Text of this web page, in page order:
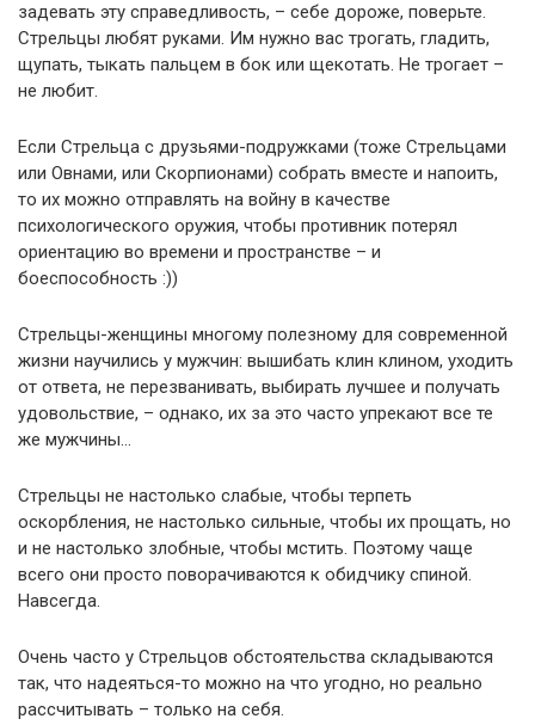
задевать эту справедливость, – себе дороже, поверьте.
Стрельцы любят руками. Им нужно вас трогать, гладить,
щупать, тыкать пальцем в бок или щекотать. Не трогает –
не любит.
Если Стрельца с друзьями-подружками (тоже Стрельцами
или Овнами, или Скорпионами) собрать вместе и напоить,
то их можно отправлять на войну в качестве
психологического оружия, чтобы противник потерял
ориентацию во времени и пространстве – и
боеспособность :))
Стрельцы-женщины многому полезному для современной
жизни научились у мужчин: вышибать клин клином, уходить
от ответа, не перезванивать, выбирать лучшее и получать
удовольствие, – однако, их за это часто упрекают все те
же мужчины…
Стрельцы не настолько слабые, чтобы терпеть
оскорбления, не настолько сильные, чтобы их прощать, но
и не настолько злобные, чтобы мстить. Поэтому чаще
всего они просто поворачиваются к обидчику спиной.
Навсегда.
Очень часто у Стрельцов обстоятельства складываются
так, что надеяться-то можно на что угодно, но реально
рассчитывать – только на себя.